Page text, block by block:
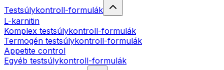
Testsúlykontroll-formulák
L-karnitin
Komplex testsúlykontroll-formulák
Termogén testsúlykontroll-formulák
Appetite control
Egyéb testsúlykontroll-formulák